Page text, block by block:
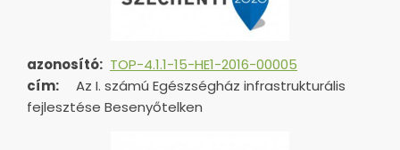
azonosító: TOP-4.1.1-15-HE1-2016-00005
cím:
Az I. számú Egészségház infrastrukturális
fejlesztése Besenyőtelken